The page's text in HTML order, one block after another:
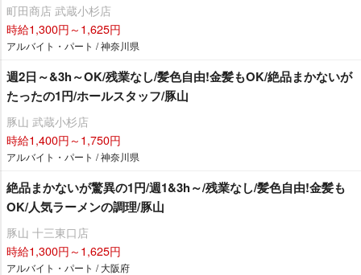
町田商店 武蔵小杉店
時給1,300円～1,625円
アルバイト・パート / 神奈川県
週2日～&3h～OK/残業なし/髪色自由!金髪もOK/絶品まかないが
たったの1円/ホールスタッフ/豚山
豚山 武蔵小杉店
時給1,400円～1,750円
アルバイト・パート / 神奈川県
絶品まかないが驚異の1円/週1&3h～/残業なし/髪色自由!金髪も
OK/人気ラーメンの調理/豚山
豚山 十三東口店
時給1,300円～1,625円
アルバイト・パート / 大阪府